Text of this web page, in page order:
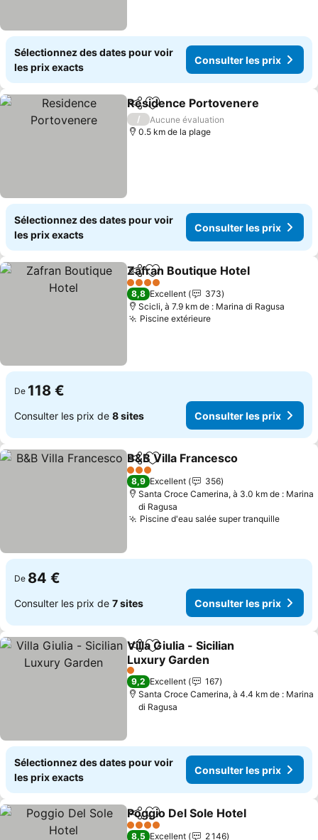
Sélectionnez des dates pour voir
les prix exacts
Consulter les prix
PartagerAjouter à mes favoris
Residence Portovenere
/
Aucune évaluation
0.5 km de la plage
Sélectionnez des dates pour voir
les prix exacts
Consulter les prix
PartagerAjouter à mes favoris
Zafran Boutique Hotel
4 Étoiles
8,8 Excellent
373
Scicli, à 7.9 km de : Marina di Ragusa
Piscine extérieureConsulter les prix
De 118 €
Consulter les prix de 8 sites Consulter les prix
PartagerAjouter à mes favoris
B&B Villa Francesco
3 Étoiles
8,9 Excellent
356
Santa Croce Camerina, à 3.0 km de : Marina
di Ragusa
Piscine d'eau salée super tranquille
De 84 €
Consulter les prix de 7 sites Consulter les prix
PartagerAjouter à mes favoris
Villa Giulia - Sicilian
Luxury Garden
Consulter les prix
1 Étoiles
9,2 Excellent
167
Santa Croce Camerina, à 4.4 km de : Marina
di Ragusa
Sélectionnez des dates pour voir
les prix exacts
Consulter les prix
PartagerAjouter à mes favoris
Poggio Del Sole Hotel
4 Étoiles
8,5 Excellent 2 146